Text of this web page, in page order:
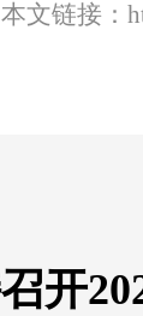
本文链接：
开